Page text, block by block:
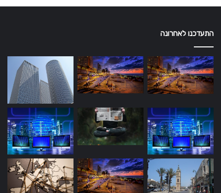
התעדכנו לאחרונה